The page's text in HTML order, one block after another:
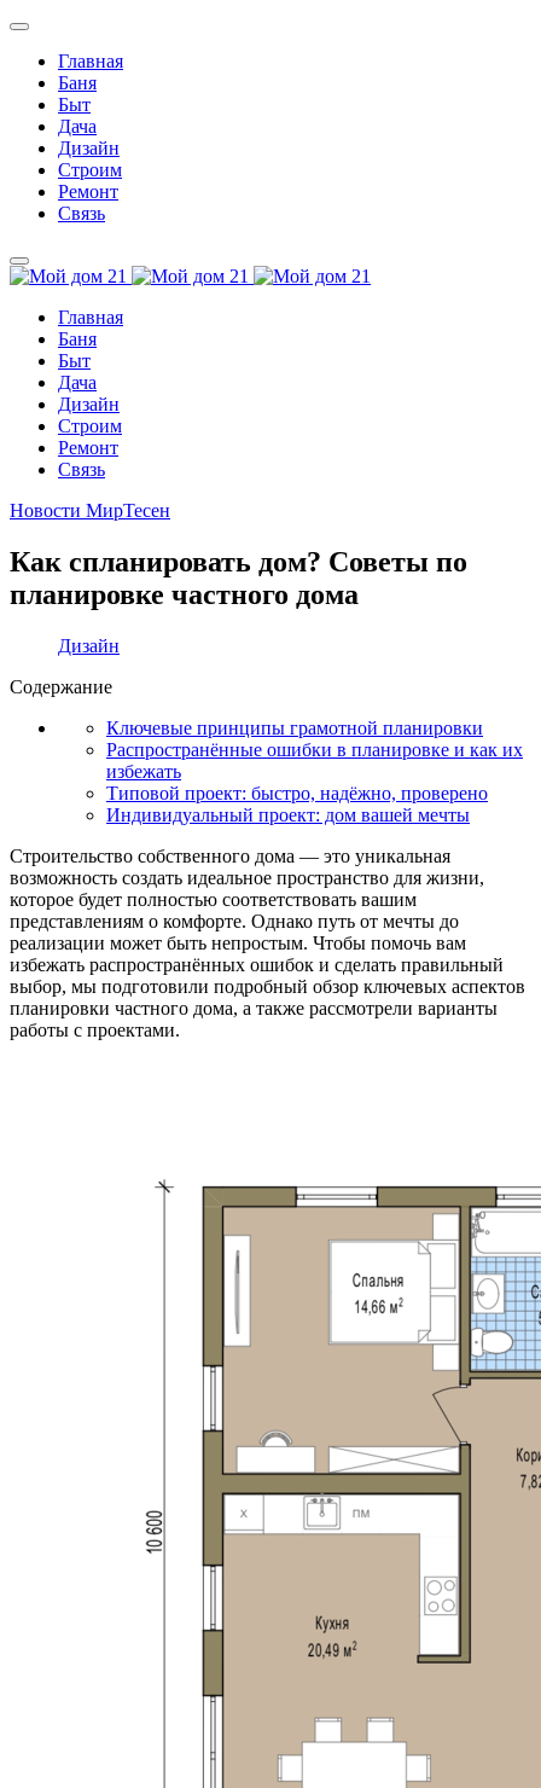
Главная
Баня
Быт
Дача
Дизайн
Строим
Ремонт
Связь
Главная
Баня
Быт
Дача
Дизайн
Строим
Ремонт
Связь
Новости МирТесен
Как спланировать дом? Советы по
планировке частного дома
Дизайн
Содержание
Ключевые принципы грамотной планировки
Распространённые ошибки в планировке и как их
избежать
Типовой проект: быстро, надёжно, проверено
Индивидуальный проект: дом вашей мечты
Строительство собственного дома — это уникальная
возможность создать идеальное пространство для жизни,
которое будет полностью соответствовать вашим
представлениям о комфорте. Однако путь от мечты до
реализации может быть непростым. Чтобы помочь вам
избежать распространённых ошибок и сделать правильный
выбор, мы подготовили подробный обзор ключевых аспектов
планировки частного дома, а также рассмотрели варианты
работы с проектами.